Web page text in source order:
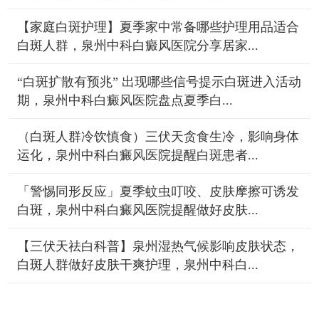
【家庭白斑护理】夏季家中常备哪些护理用品适合
白斑人群，泉州中科白癜风医院分享居家...
“白斑扩散有预兆” 出现哪些信号提示白斑进入活动
期，泉州中科白癜风医院盘点夏季白...
（白斑人群冷饮慎食）三伏天贪食生冷，影响身体
运化，泉州中科白癜风医院提醒白斑患者...
「警惕同形反应」夏季蚊虫叮咬、皮肤摩擦可诱发
白斑，泉州中科白癜风医院提醒做好皮肤...
【三伏天祛白科普】泉州湿热气候影响皮肤状态，
白斑人群做好皮肤干爽护理，泉州中科白...